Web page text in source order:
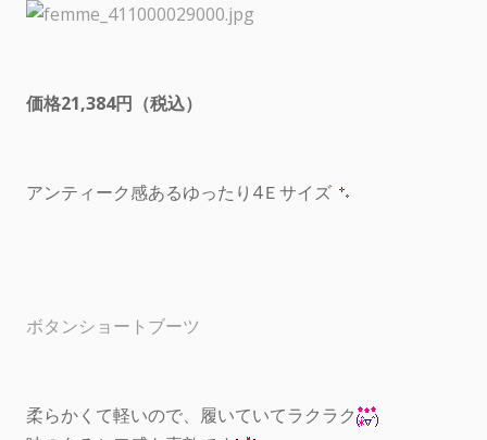
価格21,384円（税込）
アンティーク感あるゆったり4Ｅサイズ
ボタンショートブーツ
柔らかくて軽いので、履いていてラクラク